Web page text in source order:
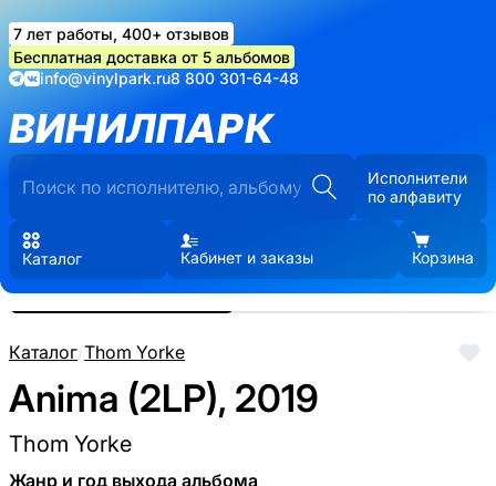
7 лет работы, 400+ отзывов
Бесплатная доставка от 5 альбомов
info@vinylpark.ru8 800 301-64-48
ВИНИЛПАРК
Исполнители
по алфавиту
Каталог Кабинет и заказы Корзина
Каталог/Thom Yorke
Anima (2LP), 2019
Thom Yorke
Жанр и год выхода альбома
Реальные фото пластинки.
Нажмите, чтобы увеличить